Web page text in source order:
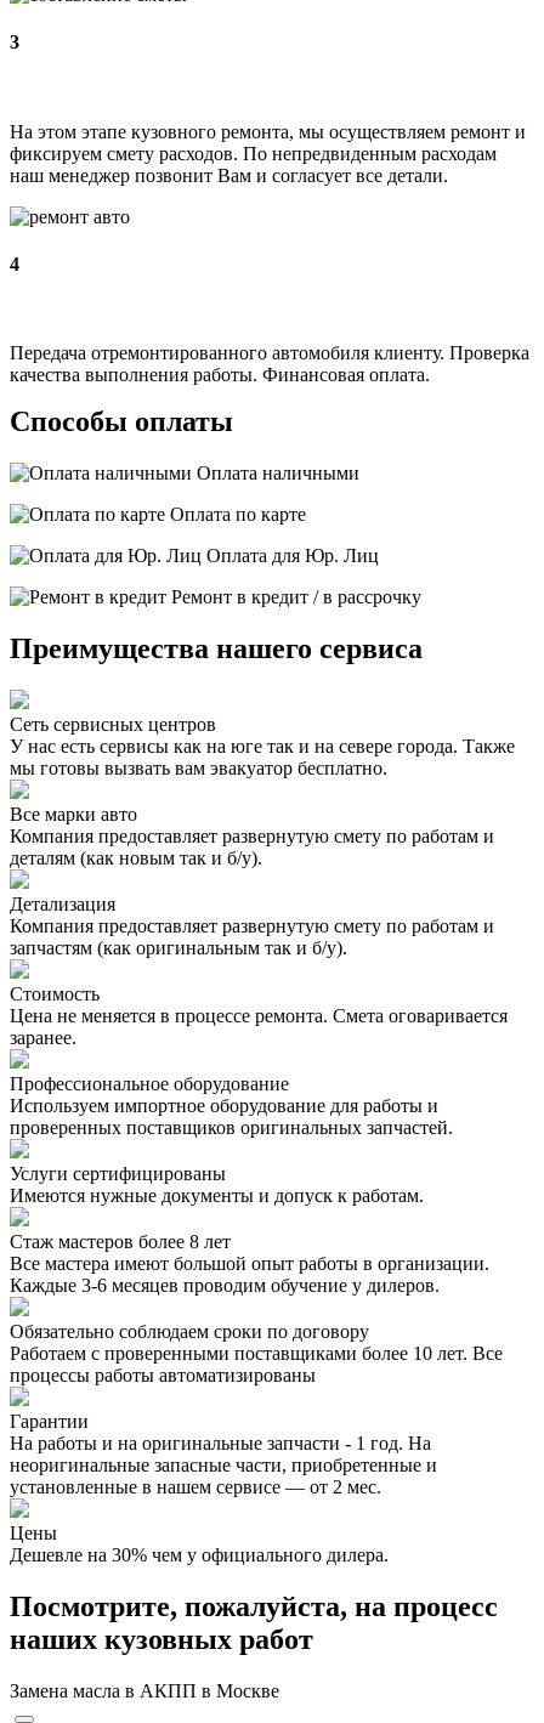
3
На этом этапе кузовного ремонта, мы осуществляем ремонт и
фиксируем смету расходов. По непредвиденным расходам
наш менеджер позвонит Вам и согласует все детали.
4
Передача отремонтированного автомобиля клиенту. Проверка
качества выполнения работы. Финансовая оплата.
Способы оплаты
Оплата наличными
Оплата по карте
Оплата для Юр. Лиц
Ремонт в кредит / в рассрочку
Преимущества нашего сервиса
Сеть сервисных центров
У нас есть сервисы как на юге так и на севере города. Также
мы готовы вызвать вам эвакуатор бесплатно.
Все марки авто
Компания предоставляет развернутую смету по работам и
деталям (как новым так и б/у).
Детализация
Компания предоставляет развернутую смету по работам и
запчастям (как оригинальным так и б/у).
Стоимость
Цена не меняется в процессе ремонта. Смета оговаривается
заранее.
Профессиональное оборудование
Используем импортное оборудование для работы и
проверенных поставщиков оригинальных запчастей.
Услуги сертифицированы
Имеются нужные документы и допуск к работам.
Стаж мастеров более 8 лет
Все мастера имеют большой опыт работы в организации.
Каждые 3-6 месяцев проводим обучение у дилеров.
Обязательно соблюдаем сроки по договору
Работаем с проверенными поставщиками более 10 лет. Все
процессы работы автоматизированы
Гарантии
На работы и на оригинальные запчасти - 1 год. На
неоригинальные запасные части, приобретенные и
установленные в нашем сервисе — от 2 мес.
Цены
Дешевле на 30% чем у официального дилера.
Посмотрите, пожалуйста, на процесс
наших кузовных работ
Замена масла в АКПП в Москве